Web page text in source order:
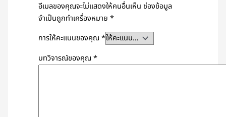
อีเมลของคุณจะไม่แสดงให้คนอื่นเห็น ช่องข้อมูล
จำเป็นถูกทำเครื่องหมาย*
การให้คะแนนของคุณ*
บทวิจารณ์ของคุณ*